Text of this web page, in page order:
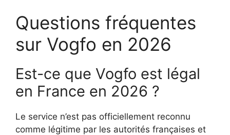
Questions fréquentes
sur Vogfo en 2026
Est-ce que Vogfo est légal
en France en 2026 ?
Le service n’est pas officiellement reconnu
comme légitime par les autorités françaises et